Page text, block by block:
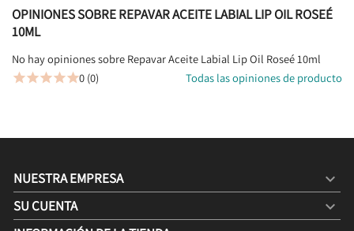
OPINIONES SOBRE REPAVAR ACEITE LABIAL LIP OIL ROSEÉ
10ML
No hay opiniones sobre Repavar Aceite Labial Lip Oil Roseé 10ml
0 (0) Todas las opiniones de producto
NUESTRA EMPRESA 
SU CUENTA 